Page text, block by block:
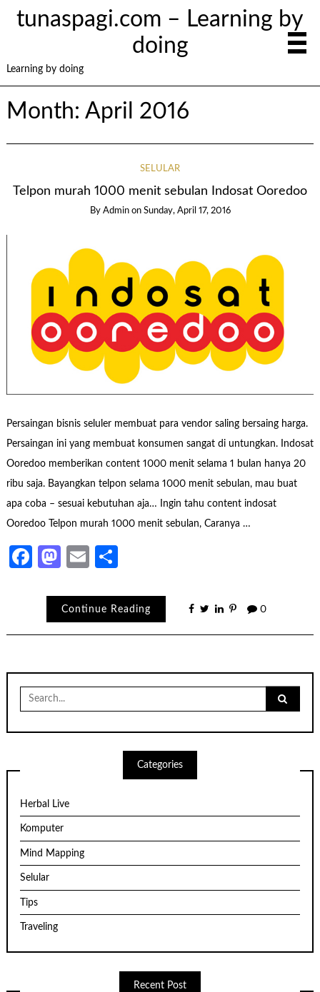
tunaspagi.com – Learning by
doing
Learning by doing
Month: April 2016
SELULAR
Telpon murah 1000 menit sebulan Indosat Ooredoo
By Admin on Sunday, April 17, 2016
Persaingan bisnis seluler membuat para vendor saling bersaing harga.
Persaingan ini yang membuat konsumen sangat di untungkan. Indosat
Ooredoo memberikan content 1000 menit selama 1 bulan hanya 20
ribu saja. Bayangkan telpon selama 1000 menit sebulan, mau buat
apa coba – sesuai kebutuhan aja… Ingin tahu content indosat
Ooredoo Telpon murah 1000 menit sebulan, Caranya …
Facebook
Mastodon
Email
Continue Reading 0
for:
Categories
Herbal Live
Komputer
Mind Mapping
Selular
Tips
Traveling
Recent Post